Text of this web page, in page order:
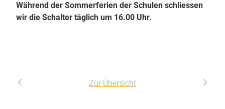
Während der Sommerferien der Schulen schliessen
wir die Schalter täglich um 16.00 Uhr.
Vorheriger Artikel Zur Übersicht Nächster Artikel